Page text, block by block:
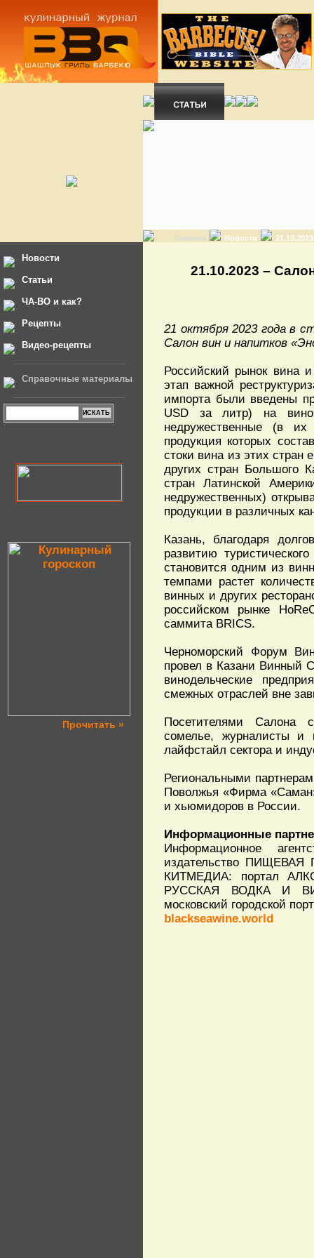
Главная Новости
Новости
Статьи
ЧА-ВО и как?
Рецепты
Видео-рецепты
Справочные материалы
Прочитать »
21.10.2023 –
21 октября 2023 года в
Салон вин и напитков
Российский рынок вина
этап важной
импорта были введены
USD за литр) на вино
недружественные (в
продукция которых
стоки вина из этих
других стран Большого
стран Латинской
недружественных)
продукции в различных
Казань, благодаря
развитию
становится одним из
темпами растет
винных и других
российском рынке
саммита BRICS.
Черноморский Форум
провел в Казани Винный
винодельческие
смежных отраслей вне
Посетителями Салона
сомелье, журналисты и
лайфстайл сектора и
Региональными
Поволжья «Фирма
и хьюмидоров в России.
Информационные
Информационное
издательство
КИТМЕДИА: портал
РУССКАЯ ВОДКА И
московский городской
blackseawine.world